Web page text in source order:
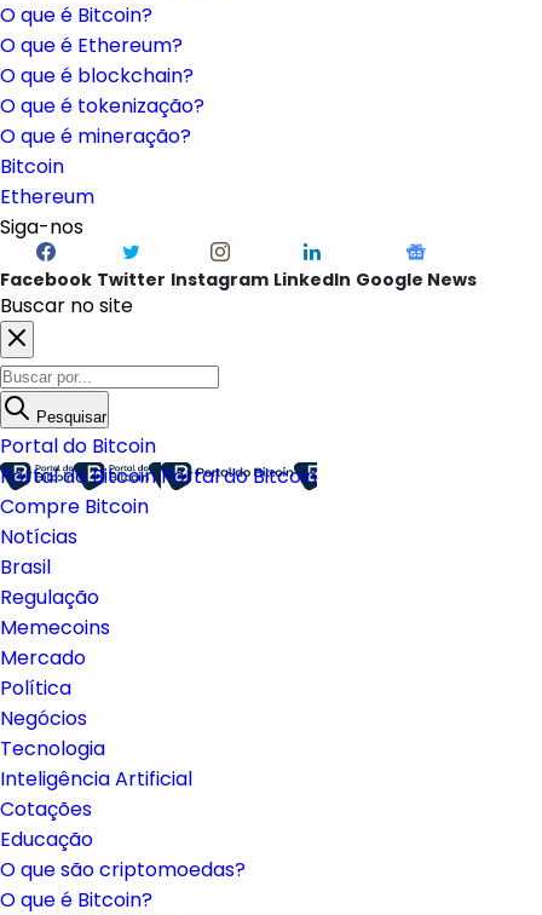
O que é Bitcoin?
O que é Ethereum?
O que é blockchain?
O que é tokenização?
O que é mineração?
Bitcoin
Ethereum
Siga-nos
Facebook Twitter Instagram LinkedIn Google News
Buscar no site
Pesquisar
Portal do Bitcoin
Portal do BitcoinPortal do Bitcoin
Compre Bitcoin
Notícias
Brasil
Regulação
Memecoins
Mercado
Política
Negócios
Tecnologia
Inteligência Artificial
Cotações
Educação
O que são criptomoedas?
O que é Bitcoin?